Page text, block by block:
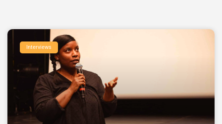
Interviews